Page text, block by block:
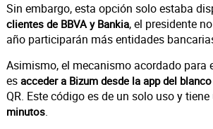
Sin embargo, esta opción solo estaba
clientes de BBVA y Bankia, el presidente
año participarán más entidades
Asimismo, el mecanismo acordado para
es acceder a Bizum desde la app del blanco
QR. Este código es de un solo uso y tiene
minutos.